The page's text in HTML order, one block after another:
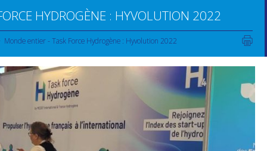
HYDROGÈNE : HYVOLUTION 2022
Monde entier - Task Force Hydrogène : Hyvolution 2022